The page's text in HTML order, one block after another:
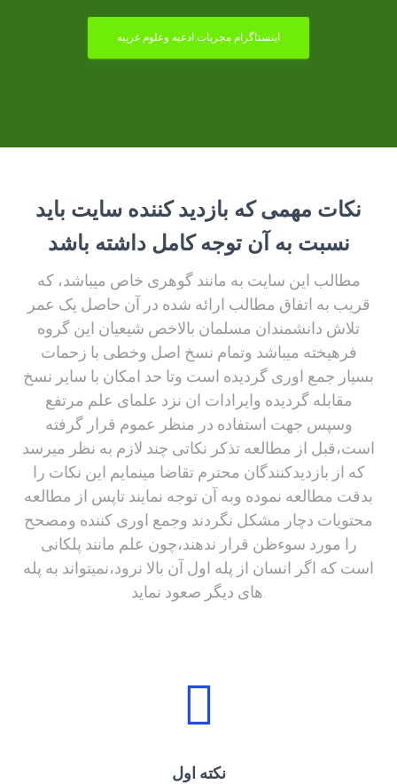
اینستاگرام مجربات ادعیه وعلوم غریبه
نکات مهمی که بازدید کننده سایت باید
نسبت به آن توجه کامل داشته باشد
مطالب این سایت به مانند گوهری خاص میباشد، که
قریب به اتفاق مطالب ارائه شده در آن حاصل یک عمر
تلاش دانشمندان مسلمان بالاخص شیعیان این گروه
فرهیخته میباشد وتمام نسخ اصل وخطی با زحمات
بسیار جمع اوری گردیده است وتا حد امکان با سایر نسخ
مقابله گردیده وایرادات ان نزد علمای علم مرتفع
وسپس جهت استفاده در منظر عموم قرار گرفته
است،قبل از مطالعه تذکر نکاتی چند لازم به نظر میرسد
که از بازدیدکنندگان محترم تقاضا مینمایم این نکات را
بدقت مطالعه نموده وبه آن توجه نمایند تاپس از مطالعه
محتویات دچار مشکل نگردند وجمع اوری کننده ومصحح
را مورد سوءظن قرار ندهند،چون علم مانند پلکانی
است که اگر انسان از پله اول آن بالا نرود،نمیتواند به پله
نکته اول